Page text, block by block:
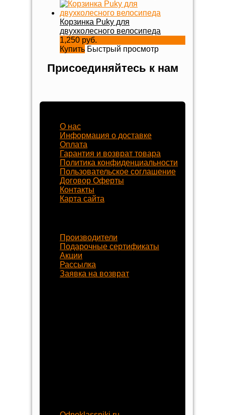
Корзинка Puky для
двухколесного велосипеда
1,250 руб.
Купить Быстрый просмотр
Присоединяйтесь к нам
Наш магазин
О нас
Информация о доставке
Оплата
Гарантия и возврат товара
Политика конфиденциальности
Пользовательское соглашение
Договор Оферты
Контакты
Карта сайта
Производители
Подарочные сертификаты
Акции
Рассылка
Заявка на возврат